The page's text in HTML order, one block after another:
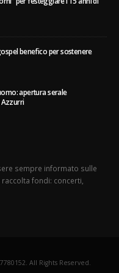
benefico per sostenere
apertura serale
Azzurri
sempre informato sulle
fondi: concerti,
All Rights Reserved.